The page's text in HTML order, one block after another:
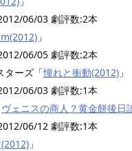
06/03 劇評数:2本
」
06/05 劇評数:2本
ターズ「憧れと衝動(2012) 」
06/03 劇評数:1本
ヴェニスの商人？黄金餅後日
06/12 劇評数:1本
」